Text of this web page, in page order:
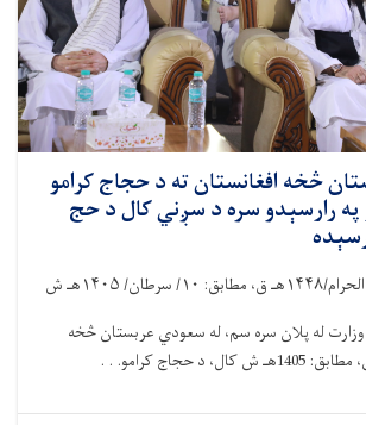
څخه افغانستان ته د حجاج کرامو
په رارسېدو سره د سږني کال د حج
۱۴۴۸هـ ق، مطابق: ۱۰/ سرطان/۱۴۰۵هـ ش
وزارت له پلان سره سم، له سعودي عربستان څخه
ش کال، د حجاج کرامو. . .